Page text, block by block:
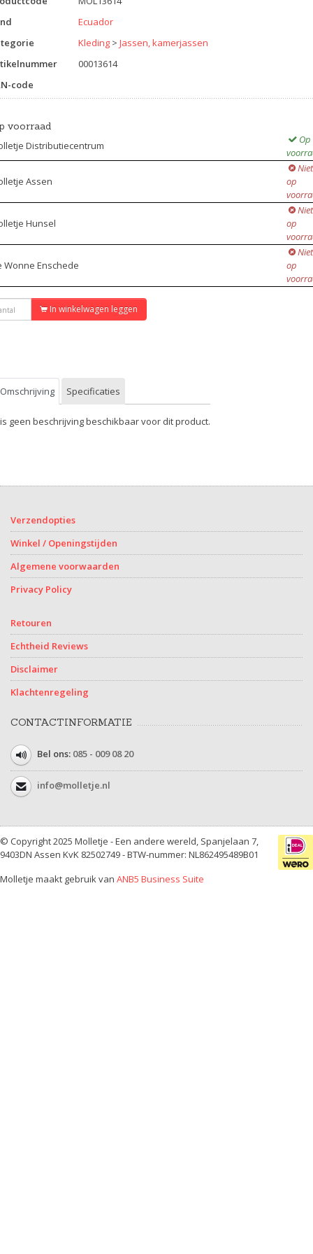
Ecuador
Kleding > Jassen, kamerjassen
00013614
code
voorraad
Distributiecentrum
Op
Assen
Niet
op
Hunsel
Niet
op
Wonne Enschede
Niet
op
In winkelwagen leggen
Omschrijving Specificaties
geen beschrijving beschikbaar voor dit product.
Verzendopties
Winkel / Openingstijden
Algemene voorwaarden
Privacy Policy
Retouren
Echtheid Reviews
Disclaimer
Klachtenregeling
CONTACTINFORMATIE
Bel ons: 085 - 009 08 20
info@molletje.nl
© Copyright 2025 Molletje - Een andere wereld, Spanjelaan 7,
9403DN Assen KvK 82502749 - BTW-nummer: NL862495489B01
Molletje maakt gebruik van ANB5 Business Suite